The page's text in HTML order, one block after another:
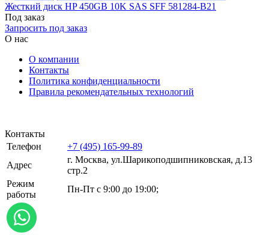
Жесткий диск HP 450GB 10K SAS SFF 581284-B21
Под заказ
Запросить под заказ
О нас
О компании
Контакты
Политика конфиденциальности
Правила рекомендательных технологий
Контакты
Телефон
+7 (495) 165-99-89
Адрес
г. Москва, ул.​​Шарикоподшипниковская, д.13
стр.2
Режим
работы
Пн-Пт с 9:00 до 19:00;